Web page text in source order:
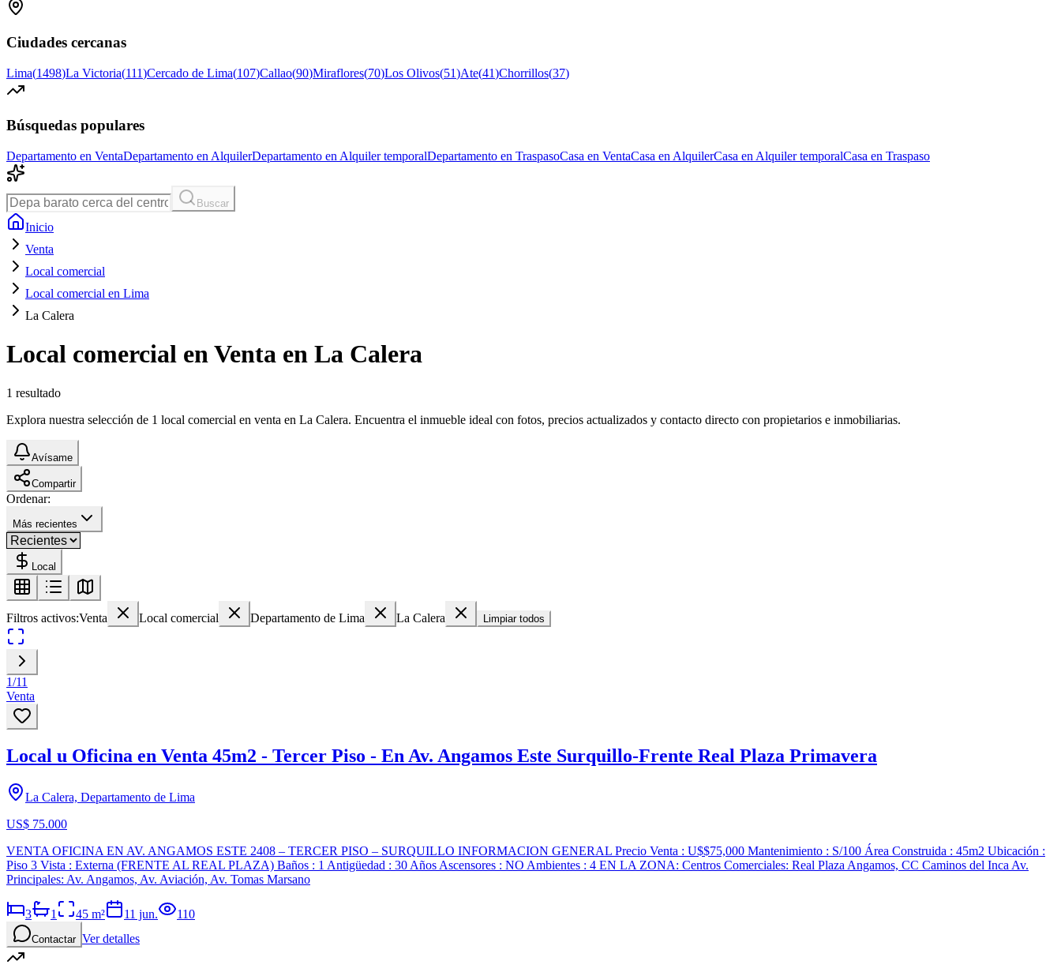
Ciudades cercanas
Lima(1498)La Victoria(111)Cercado de Lima(107)Callao(90)Miraflores(70)Los Olivos(51)Ate(41)Chorrillos(37)
Búsquedas populares
Departamento en VentaDepartamento en AlquilerDepartamento en Alquiler temporalDepartamento en TraspasoCasa en VentaCasa en AlquilerCasa en Alquiler temporalCasa en Traspaso
Buscar
Inicio
Venta
Local comercial
Local comercial en Lima
La Calera
Local comercial en Venta en La Calera
1 resultado
Explora nuestra selección de 1 local comercial en venta en La Calera. Encuentra el inmueble ideal con fotos, precios actualizados y contacto directo con propietarios e inmobiliarias.
Avísame
Compartir
Ordenar:
Más recientes
Local
Filtros activos:Venta Local comercial Departamento de Lima La Calera Limpiar todos
1/11
Venta
Local u Oficina en Venta 45m2 - Tercer Piso - En Av. Angamos Este Surquillo-Frente Real Plaza Primavera
La Calera, Departamento de Lima
US$ 75.000
VENTA OFICINA EN AV. ANGAMOS ESTE 2408 – TERCER PISO – SURQUILLO INFORMACION GENERAL Precio Venta : U$$75,000 Mantenimiento : S/100 Área Construida : 45m2 Ubicación :
Piso 3 Vista : Externa (FRENTE AL REAL PLAZA) Baños : 1 Antigüedad : 30 Años Ascensores : NO Ambientes : 4 EN LA ZONA: Centros Comerciales: Real Plaza Angamos, CC Caminos del Inca Av.
Principales: Av. Angamos, Av. Aviación, Av. Tomas Marsano
3 1 45 m² 11 jun. 110
Contactar Ver detalles